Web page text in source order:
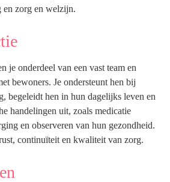
en zorg en welzijn.
je onderdeel van een vast team en
bewoners. Je ondersteunt hen bij
begeleidt hen in hun dagelijks leven en
handelingen uit, zoals medicatie
en observeren van hun gezondheid.
continuïteit en kwaliteit van zorg.